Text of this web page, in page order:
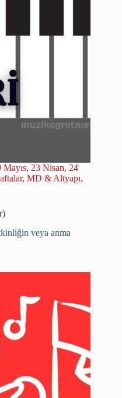
Mayıs, 23 Nisan, 24
, MD & Altyapı,
veya anma